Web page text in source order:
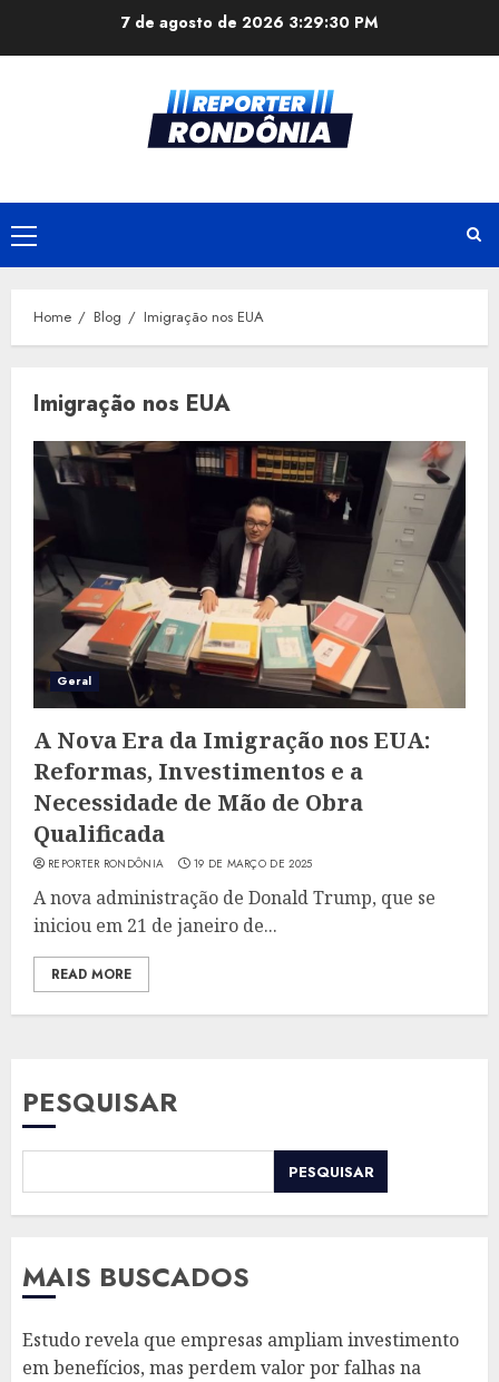
7 de agosto de 2026 3:29:30 PM
Primary
Menu
Home Blog Imigração nos EUA
Imigração nos EUA
Geral
A Nova Era da Imigração nos EUA:
Reformas, Investimentos e a
Necessidade de Mão de Obra
Qualificada
REPORTER RONDÔNIA 19 DE MARÇO DE 2025
A nova administração de Donald Trump, que se
iniciou em 21 de janeiro de...
READ MORE
PESQUISAR
PESQUISAR
MAIS BUSCADOS
Estudo revela que empresas ampliam investimento
em benefícios, mas perdem valor por falhas na